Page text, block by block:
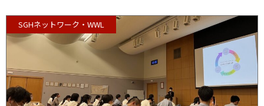
SGHネットワーク・WWL